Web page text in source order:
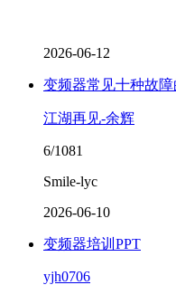
2026-06-12
变频器常见十种故
江湖再见-余辉
6/1081
Smile-lyc
2026-06-10
变频器培训PPT
yjh0706